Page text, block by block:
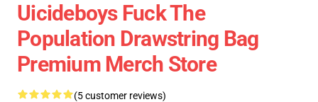
Uicideboys Fuck The
Population Drawstring Bag
Premium Merch Store
(5 customer reviews)